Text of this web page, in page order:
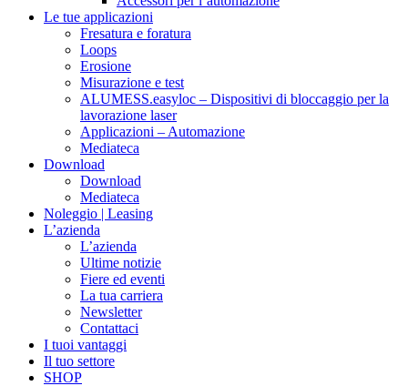
Le tue applicazioni
Fresatura e foratura
Loops
Erosione
Misurazione e test
ALUMESS.easyloc – Dispositivi di bloccaggio per la
lavorazione laser
Applicazioni – Automazione
Mediateca
Download
Download
Mediateca
Noleggio | Leasing
L’azienda
L’azienda
Ultime notizie
Fiere ed eventi
La tua carriera
Newsletter
Contattaci
I tuoi vantaggi
Il tuo settore
SHOP